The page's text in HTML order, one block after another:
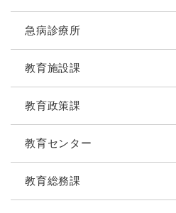
急病診療所
教育施設課
教育政策課
教育センター
教育総務課